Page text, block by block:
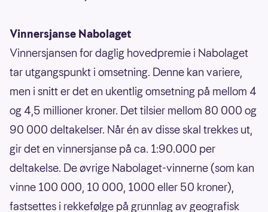
Vinnersjanse Nabolaget
Vinnersjansen for daglig hovedpremie i Nabolaget
tar utgangspunkt i omsetning. Denne kan variere,
men i snitt er det en ukentlig omsetning på mellom 4
og 4,5 millioner kroner. Det tilsier mellom 80 000 og
90 000 deltakelser. Når én av disse skal trekkes ut,
gir det en vinnersjanse på ca. 1:90.000 per
deltakelse. De øvrige Nabolaget-vinnerne (som kan
vinne 100 000, 10 000, 1000 eller 50 kroner),
fastsettes i rekkefølge på grunnlag av geografisk